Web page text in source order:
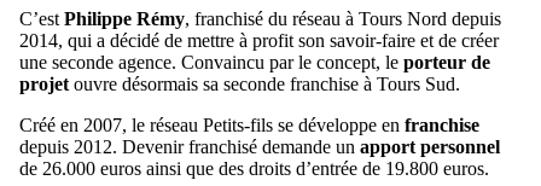
C’est Philippe Rémy, franchisé du réseau à Tours Nord depuis
2014, qui a décidé de mettre à profit son savoir-faire et de créer
une seconde agence. Convaincu par le concept, le porteur de
projet ouvre désormais sa seconde franchise à Tours Sud.
Créé en 2007, le réseau Petits-fils se développe en franchise
depuis 2012. Devenir franchisé demande un apport personnel
de 26.000 euros ainsi que des droits d’entrée de 19.800 euros.